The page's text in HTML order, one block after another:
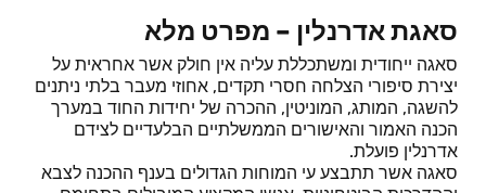
סאגת אדרנלין – מפרט מלא
סאגה ייחודית ומשתכללת עליה אין חולק אשר אחראית על
יצירת סיפורי הצלחה חסרי תקדים, אחוזי מעבר בלתי ניתנים
להשגה, המותג, המוניטין, ההכרה של יחידות החוד במערך
הכנה האמור והאישורים הממשלתיים הבלעדיים לצידם
אדרנלין פועלת.
סאגה אשר תתבצע עי המוחות הגדולים בענף ההכנה לצבא